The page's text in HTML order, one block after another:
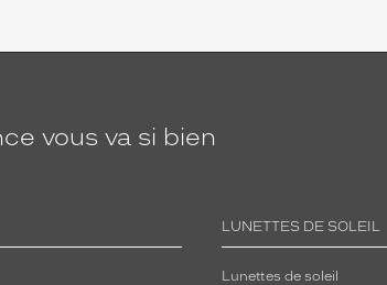
vous va si bien
LUNETTES DE SOLEIL
Lunettes de soleil